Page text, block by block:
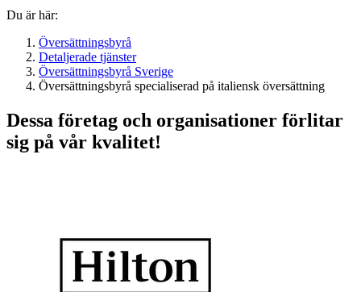
Du är här:
Översättningsbyrå
Detaljerade tjänster
Översättningsbyrå Sverige
Översättningsbyrå specialiserad på italiensk översättning
Dessa företag och organisationer förlitar
sig på vår kvalitet!